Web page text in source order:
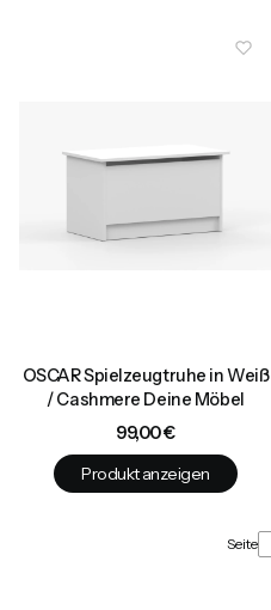
OSCAR Spielzeugtruhe in Weiß
/ Cashmere Deine Möbel
Preis
99,00 €
Produkt anzeigen
Seite